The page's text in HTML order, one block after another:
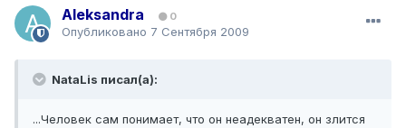
Aleksandra 0
Опубликовано 7 Сентября 2009
NataLis писал(а):
...Человек сам понимает, что он неадекватен, он злится